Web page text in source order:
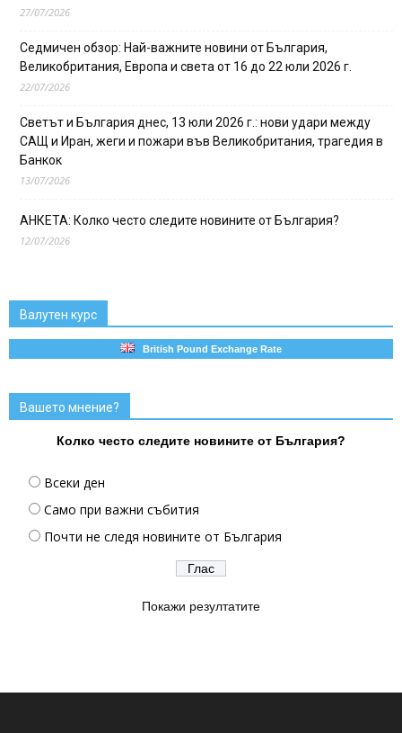
27/07/2026
Седмичен обзор: Най-важните новини от България,
Великобритания, Европа и света от 16 до 22 юли 2026 г.
22/07/2026
Светът и България днес, 13 юли 2026 г.: нови удари между
САЩ и Иран, жеги и пожари във Великобритания, трагедия в
Банкок
13/07/2026
АНКЕТА: Колко често следите новините от България?
12/07/2026
Валутен курс
British Pound Exchange Rate
Вашето мнение?
Колко често следите новините от България?
Всеки ден
Само при важни събития
Почти не следя новините от България
Покажи резултатите